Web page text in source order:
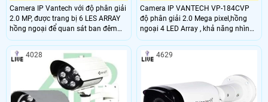
Camera IP Vantech với độ phân giải
2.0 MP, được trang bị 6 LES ARRAY
hồng ngoại để quan sát ban đêm
rất tốt lên đến 30m, chức năng
chuẩn Onvif dễ dàng lắp đặt và sử
dụng, phần mềm thân thiện.
Camera IP VANTECH VP-184CVP
độ phân giải 2.0 Mega pixel,hồng
ngoại 4 LED Array , khả năng nhìn
ban đêm lên tới 40m. VANTECH VP-
184C dễ dàng lắp đặt và sử dụng,
phần mềm thân thiện.
4028 4629